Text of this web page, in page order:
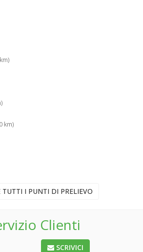
km)
TUTTI I PUNTI DI PRELIEVO
Clienti
SCRIVICI